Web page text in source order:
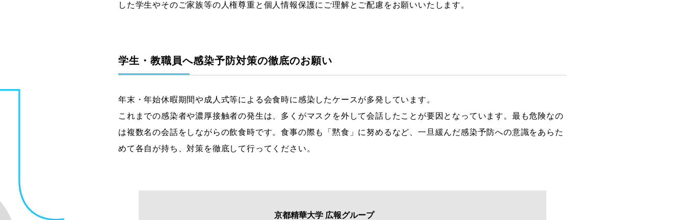
した学生やそのご家族等の人権尊重と個人情報保護にご理解とご配慮をお願いいたします。
学生・教職員へ感染予防対策の徹底のお願い
年末・年始休暇期間や成人式等による会食時に感染したケースが多発しています。
これまでの感染者や濃厚接触者の発生は、多くがマスクを外して会話したことが要因となっています。最も危険なの
は複数名の会話をしながらの飲食時です。食事の際も「黙食」に努めるなど、一旦緩んだ感染予防への意識をあらた
めて各自が持ち、対策を徹底して行ってください。
京都精華大学 広報グループ